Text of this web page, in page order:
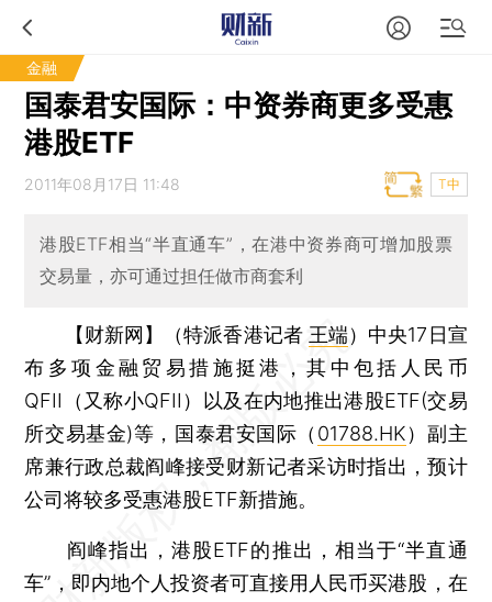
金融
国泰君安国际：中资券商更多受惠
港股ETF
2011年08月17日 11:48 T中
港股ETF相当“半直通车”，在港中资券商可增加股票
交易量，亦可通过担任做市商套利
【财新网】（特派香港记者 王端） 中央17日宣
布多项金融贸易措施挺港，其中包括人民币
QFII（又称小QFII）以及在内地推出港股ETF(交易
所交易基金)等，国泰君安国际（ 01788.HK）副主
席兼行政总裁阎峰接受财新记者采访时指出，预计
公司将较多受惠港股ETF新措施。
阎峰指出，港股ETF的推出，相当于“半直通
车”，即内地个人投资者可直接用人民币买港股，在